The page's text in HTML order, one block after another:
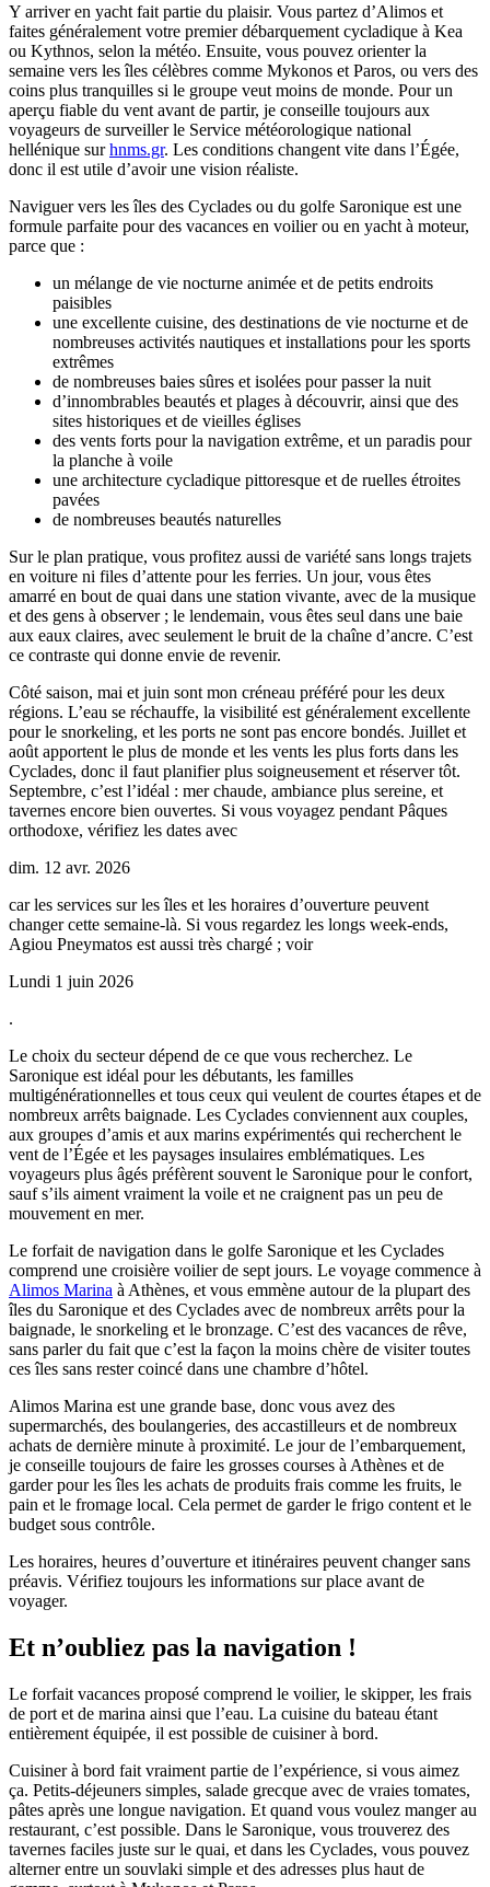
Y arriver en yacht fait partie du plaisir. Vous partez d’Alimos et
faites généralement votre premier débarquement cycladique à Kea
ou Kythnos, selon la météo. Ensuite, vous pouvez orienter la
semaine vers les îles célèbres comme Mykonos et Paros, ou vers des
coins plus tranquilles si le groupe veut moins de monde. Pour un
aperçu fiable du vent avant de partir, je conseille toujours aux
voyageurs de surveiller le Service météorologique national
hellénique surhnms.gr. Les conditions changent vite dans l’Égée,
donc il est utile d’avoir une vision réaliste.
Naviguer vers les îles des Cyclades ou du golfe Saronique est une
formule parfaite pour des vacances en voilier ou en yacht à moteur,
parce que :
un mélange de vie nocturne animée et de petits endroits
paisibles
une excellente cuisine, des destinations de vie nocturne et de
nombreuses activités nautiques et installations pour les sports
extrêmes
de nombreuses baies sûres et isolées pour passer la nuit
d’innombrables beautés et plages à découvrir, ainsi que des
sites historiques et de vieilles églises
des vents forts pour la navigation extrême, et un paradis pour
la planche à voile
une architecture cycladique pittoresque et de ruelles étroites
pavées
de nombreuses beautés naturelles
Sur le plan pratique, vous profitez aussi de variété sans longs trajets
en voiture ni files d’attente pour les ferries. Un jour, vous êtes
amarré en bout de quai dans une station vivante, avec de la musique
et des gens à observer ; le lendemain, vous êtes seul dans une baie
aux eaux claires, avec seulement le bruit de la chaîne d’ancre. C’est
ce contraste qui donne envie de revenir.
Côté saison, mai et juin sont mon créneau préféré pour les deux
régions. L’eau se réchauffe, la visibilité est généralement excellente
pour le snorkeling, et les ports ne sont pas encore bondés. Juillet et
août apportent le plus de monde et les vents les plus forts dans les
Cyclades, donc il faut planifier plus soigneusement et réserver tôt.
Septembre, c’est l’idéal : mer chaude, ambiance plus sereine, et
tavernes encore bien ouvertes. Si vous voyagez pendant Pâques
orthodoxe, vérifiez les dates avec
dim. 12 avr. 2026
car les services sur les îles et les horaires d’ouverture peuvent
changer cette semaine-là. Si vous regardez les longs week-ends,
Agiou Pneymatos est aussi très chargé ; voir
Lundi 1 juin 2026
.
Le choix du secteur dépend de ce que vous recherchez. Le
Saronique est idéal pour les débutants, les familles
multigénérationnelles et tous ceux qui veulent de courtes étapes et de
nombreux arrêts baignade. Les Cyclades conviennent aux couples,
aux groupes d’amis et aux marins expérimentés qui recherchent le
vent de l’Égée et les paysages insulaires emblématiques. Les
voyageurs plus âgés préfèrent souvent le Saronique pour le confort,
sauf s’ils aiment vraiment la voile et ne craignent pas un peu de
mouvement en mer.
Le forfait de navigation dans le golfe Saronique et les Cyclades
comprend une croisière voilier de sept jours. Le voyage commence à
Alimos Marina à Athènes, et vous emmène autour de la plupart des
îles du Saronique et des Cyclades avec de nombreux arrêts pour la
baignade, le snorkeling et le bronzage. C’est des vacances de rêve,
sans parler du fait que c’est la façon la moins chère de visiter toutes
ces îles sans rester coincé dans une chambre d’hôtel.
Alimos Marina est une grande base, donc vous avez des
supermarchés, des boulangeries, des accastilleurs et de nombreux
achats de dernière minute à proximité. Le jour de l’embarquement,
je conseille toujours de faire les grosses courses à Athènes et de
garder pour les îles les achats de produits frais comme les fruits, le
pain et le fromage local. Cela permet de garder le frigo content et le
budget sous contrôle.
Les horaires, heures d’ouverture et itinéraires peuvent changer sans
préavis. Vérifiez toujours les informations sur place avant de
voyager.
Et n’oubliez pas la navigation !
Le forfait vacances proposé comprend le voilier, le skipper, les frais
de port et de marina ainsi que l’eau. La cuisine du bateau étant
entièrement équipée, il est possible de cuisiner à bord.
Cuisiner à bord fait vraiment partie de l’expérience, si vous aimez
ça. Petits-déjeuners simples, salade grecque avec de vraies tomates,
pâtes après une longue navigation. Et quand vous voulez manger au
restaurant, c’est possible. Dans le Saronique, vous trouverez des
tavernes faciles juste sur le quai, et dans les Cyclades, vous pouvez
alterner entre un souvlaki simple et des adresses plus haut de